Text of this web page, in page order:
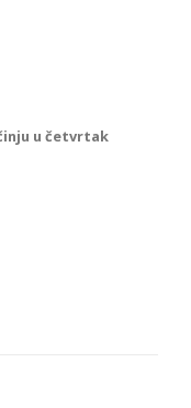
u četvrtak